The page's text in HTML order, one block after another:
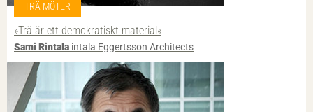
TRÄ MÖTER
»Trä är ett demokratiskt material«
Sami Rintala intala Eggertsson Architects